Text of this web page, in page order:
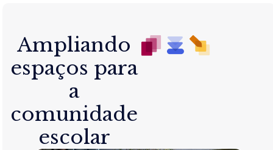
Ampliando
espaços para
a
comunidade
escolar